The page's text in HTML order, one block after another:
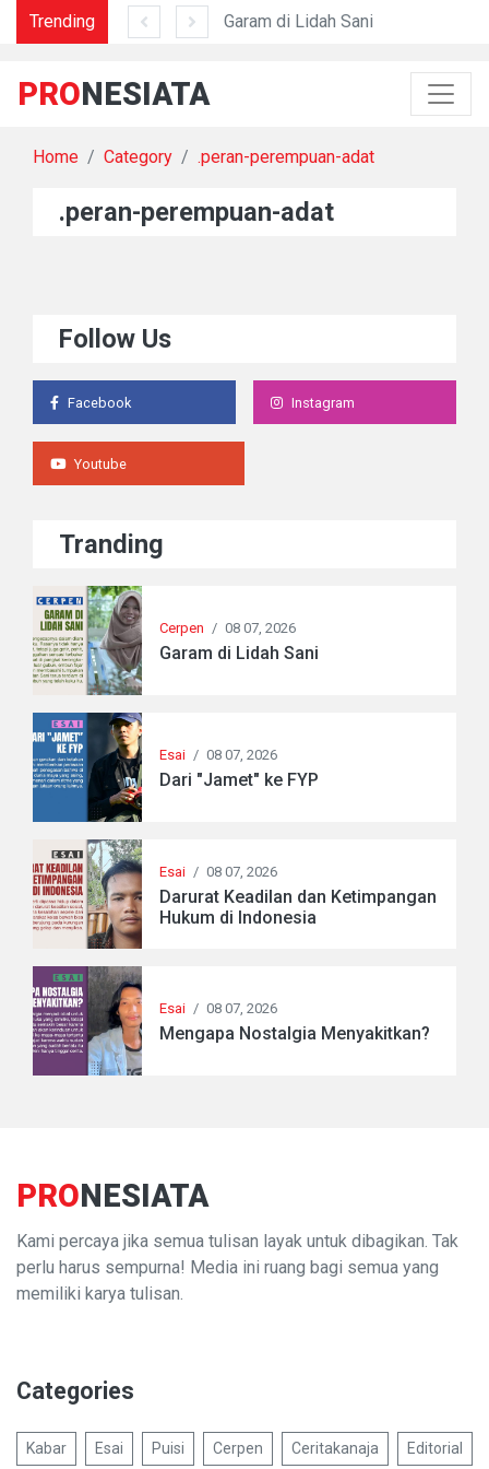
Trending Garam di Lidah Sani
PRONESIATA
Home Category .peran-perempuan-adat
.peran-perempuan-adat
Follow Us
Facebook Instagram
Youtube
Tranding
Cerpen / 08 07, 2026
Garam di Lidah Sani
Esai / 08 07, 2026
Dari "Jamet" ke FYP
Esai / 08 07, 2026
Darurat Keadilan dan Ketimpangan
Hukum di Indonesia
Esai / 08 07, 2026
Mengapa Nostalgia Menyakitkan?
PRONESIATA
Kami percaya jika semua tulisan layak untuk dibagikan. Tak
perlu harus sempurna! Media ini ruang bagi semua yang
memiliki karya tulisan.
Categories
Kabar Esai Puisi Cerpen Ceritakanaja Editorial